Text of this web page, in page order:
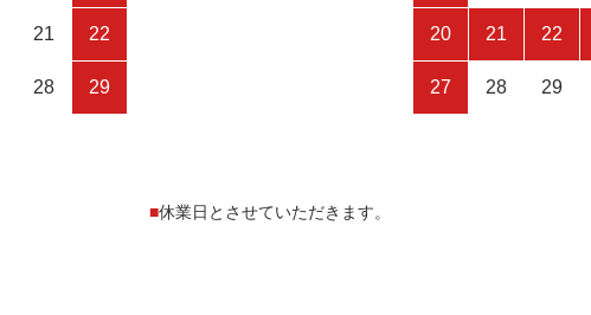
21 22
28 29
20 21 22
27 28 29
■休業日とさせていただきます。